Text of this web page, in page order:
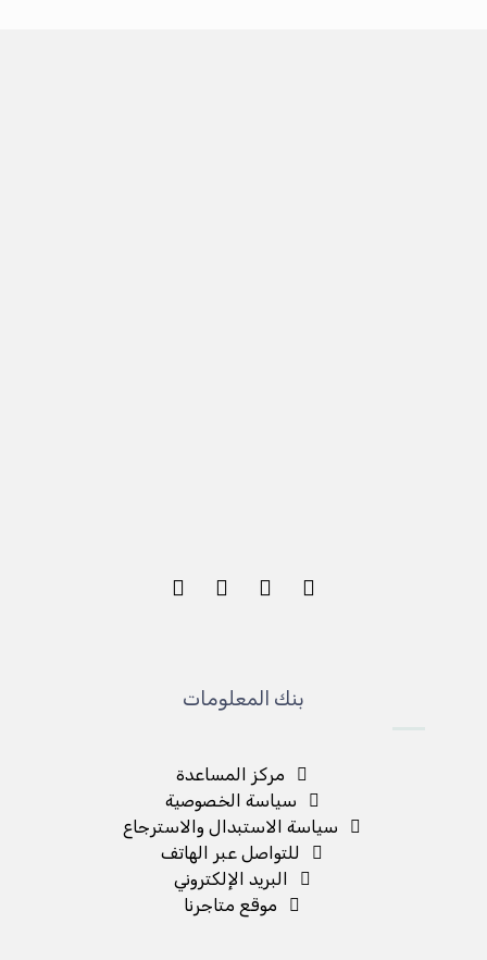
بنك المعلومات
مركز المساعدة
سياسة الخصوصية
سياسة الاستبدال والاسترجاع
للتواصل عبر الهاتف
البريد الإلكتروني
موقع متاجرنا